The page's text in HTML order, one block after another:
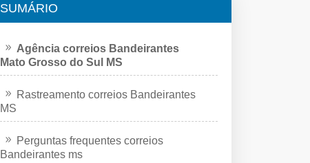
SUMÁRIO
Agência correios Bandeirantes
Mato Grosso do Sul MS
Rastreamento correios Bandeirantes
MS
Perguntas frequentes correios
Bandeirantes ms